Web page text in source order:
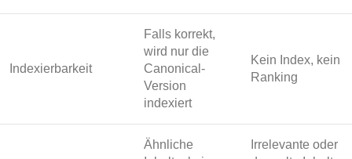
Indexierbarkeit
Falls korrekt,
wird nur die
Canonical-
Version
indexiert
Kein Index, kein
Ranking
Ähnliche
Irrelevante oder